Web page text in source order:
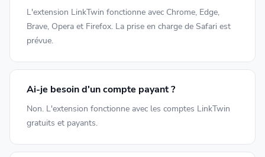
L'extension LinkTwin fonctionne avec Chrome, Edge,
Brave, Opera et Firefox. La prise en charge de Safari est
prévue.
Ai-je besoin d'un compte payant ?
Non. L'extension fonctionne avec les comptes LinkTwin
gratuits et payants.